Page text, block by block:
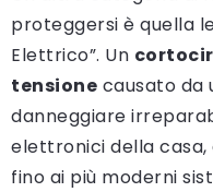
proteggersi è quella
Elettrico”. Un
tensione causato da
danneggiare
elettronici della
fino ai più moderni